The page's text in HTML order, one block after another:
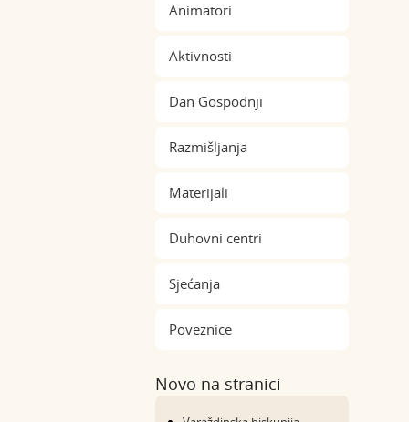
Animatori
Aktivnosti
Dan Gospodnji
Razmišljanja
Materijali
Duhovni centri
Sjećanja
Poveznice
Novo na stranici